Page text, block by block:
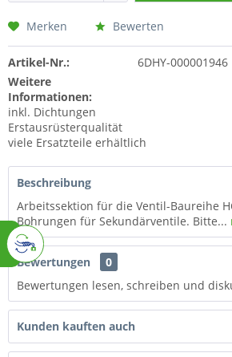
Merken Bewerten
Artikel-Nr.:
6DHY-000001946
Weitere
Informationen:
inkl. Dichtungen
Erstausrüsterqualität
viele Ersatzteile erhältlich
Beschreibung
Arbeitssektion für die Ventil-Baureihe
Bohrungen für Sekundärventile. Bitte...
Bewertungen
0
Bewertungen lesen, schreiben und
Kunden kauften auch